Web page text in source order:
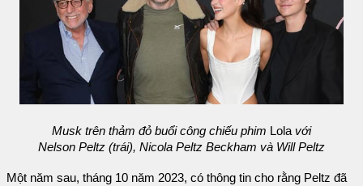
Musk trên thảm đỏ buổi công chiếu phim Lola với
Nelson Peltz (trái), Nicola Peltz Beckham và Will Peltz
Một năm sau, tháng 10 năm 2023, có thông tin cho rằng Peltz đã